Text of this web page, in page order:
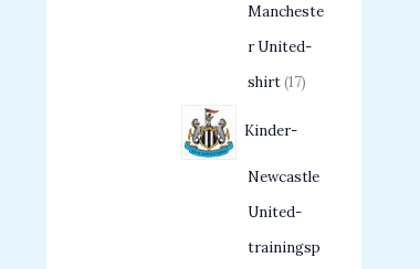
Mancheste
r United-
shirt 17
Kinder-
Newcastle
United-
trainingsp